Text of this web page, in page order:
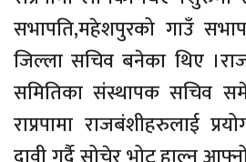
सभापति,महेशपुरको गाउँ
जिल्ला सचिव बनेका थिए
समितिका संस्थापक सचिव
राप्रपामा राजबंशीहरुलाई